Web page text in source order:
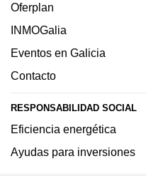
Oferplan
INMOGalia
Eventos en Galicia
Contacto
RESPONSABILIDAD SOCIAL
Eficiencia energética
Ayudas para inversiones